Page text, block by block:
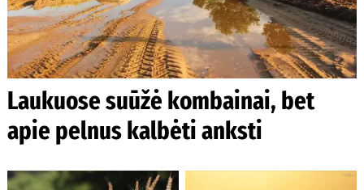
Laukuose suūžė kombainai, bet
apie pelnus kalbėti anksti